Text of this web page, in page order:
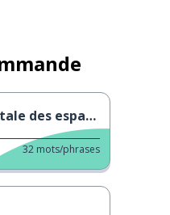
espagnol-e-s
32 mots/phrases